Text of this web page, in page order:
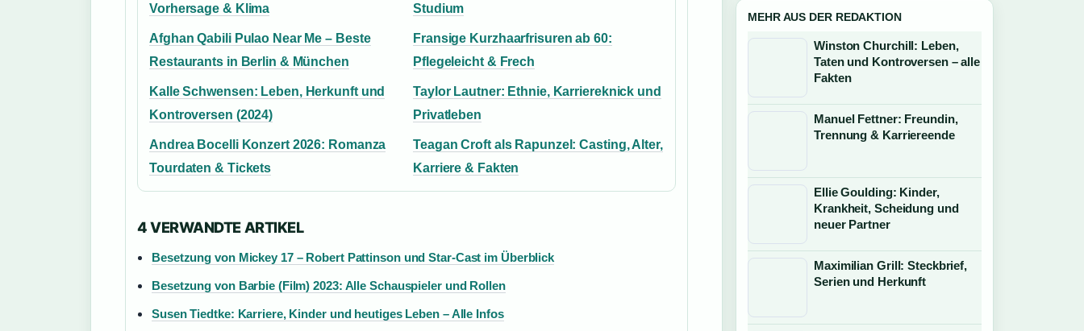
Vorhersage & Klima
Studium
Afghan Qabili Pulao Near Me – Beste
Restaurants in Berlin & München
Fransige Kurzhaarfrisuren ab 60:
Pflegeleicht & Frech
Kalle Schwensen: Leben, Herkunft und
Kontroversen (2024)
Taylor Lautner: Ethnie, Karriereknick und
Privatleben
Andrea Bocelli Konzert 2026: Romanza
Tourdaten & Tickets
Teagan Croft als Rapunzel: Casting, Alter,
Karriere & Fakten
4 VERWANDTE ARTIKEL
Besetzung von Mickey 17 – Robert Pattinson und Star-Cast im Überblick
Besetzung von Barbie (Film) 2023: Alle Schauspieler und Rollen
Susen Tiedtke: Karriere, Kinder und heutiges Leben – Alle Infos
MEHR AUS DER REDAKTION
Winston Churchill: Leben,
Taten und Kontroversen – alle
Fakten
Manuel Fettner: Freundin,
Trennung & Karriereende
Ellie Goulding: Kinder,
Krankheit, Scheidung und
neuer Partner
Maximilian Grill: Steckbrief,
Serien und Herkunft